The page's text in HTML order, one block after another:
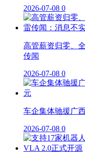
2026-07-08 0
高管薪资归零、
传闻
2026-07-08 0
车企集体驰援广
2026-07-08 0